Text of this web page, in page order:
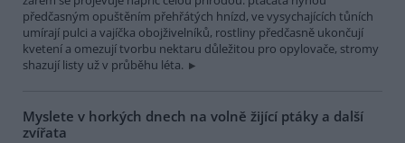
předčasným opuštěním přehřátých hnízd, ve vysychajících tůních
umírají pulci a vajíčka obojživelníků, rostliny předčasně ukončují
kvetení a omezují tvorbu nektaru důležitou pro opylovače, stromy
shazují listy už v průběhu léta.
Myslete v horkých dnech na volně žijící ptáky a další
zvířata